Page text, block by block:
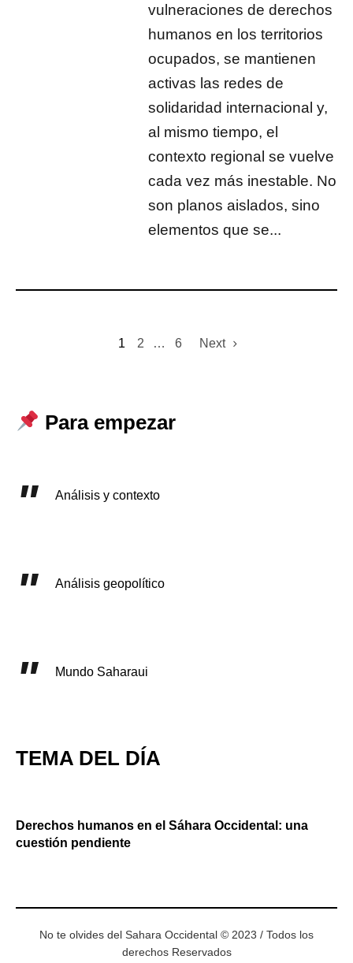
vulneraciones de derechos
humanos en los territorios
ocupados, se mantienen
activas las redes de
solidaridad internacional y,
al mismo tiempo, el
contexto regional se vuelve
cada vez más inestable. No
son planos aislados, sino
elementos que se...
1 2 … 6 Next
Para empezar
Análisis y contexto
Análisis geopolítico
Mundo Saharaui
TEMA DEL DÍA
Derechos humanos en el Sáhara Occidental: una
cuestión pendiente
No te olvides del Sahara Occidental © 2023 / Todos los
derechos Reservados